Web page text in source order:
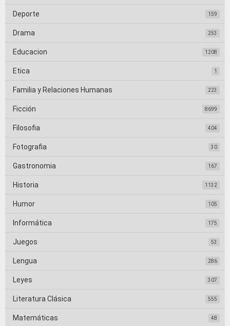
Deporte 159
Drama 253
Educacion 1208
Etica 1
Familia y Relaciones Humanas 223
Ficción 8699
Filosofia 404
Fotografia 30
Gastronomia 167
Historia 1132
Humor 105
Informática 175
Juegos 53
Lengua 286
Leyes 307
Literatura Clásica 555
Matemáticas 48